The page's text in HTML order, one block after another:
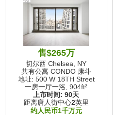
售$265万
切尔西 Chelsea, NY
共有公寓 CONDO 康斗
地址: 500 W 18TH Street
一房一厅一浴, 904ft²
上市时间: 90天
距离唐人街中心2英里
约人民币1千万元